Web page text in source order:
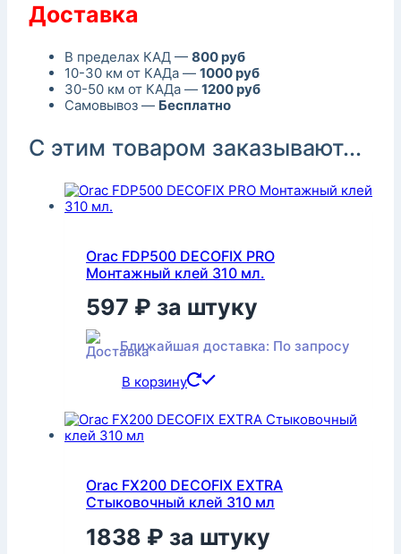
Доставка
В пределах КАД — 800 руб
10-30 км от КАДа — 1000 руб
30-50 км от КАДа — 1200 руб
Самовывоз — Бесплатно
С этим товаром заказывают...
Orac FDP500 DECOFIX PRO
Монтажный клей 310 мл.
597 ₽ за штуку
Ближайшая доставка: По запросу
В корзину
Orac FX200 DECOFIX EXTRA
Стыковочный клей 310 мл
1838 ₽ за штуку